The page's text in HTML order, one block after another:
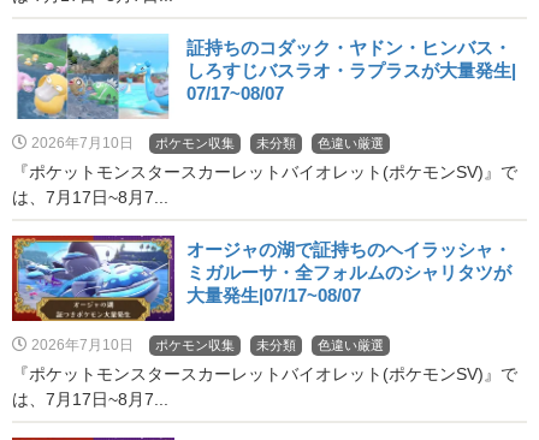
証持ちのコダック・ヤドン・ヒンバス・
しろすじバスラオ・ラプラスが大量発生|
07/17~08/07
2026年7月10日 ポケモン収集 未分類 色違い厳選
『ポケットモンスタースカーレットバイオレット(ポケモンSV)』で
は、7月17日~8月7...
オージャの湖で証持ちのヘイラッシャ・
ミガルーサ・全フォルムのシャリタツが
大量発生|07/17~08/07
2026年7月10日 ポケモン収集 未分類 色違い厳選
『ポケットモンスタースカーレットバイオレット(ポケモンSV)』で
は、7月17日~8月7...